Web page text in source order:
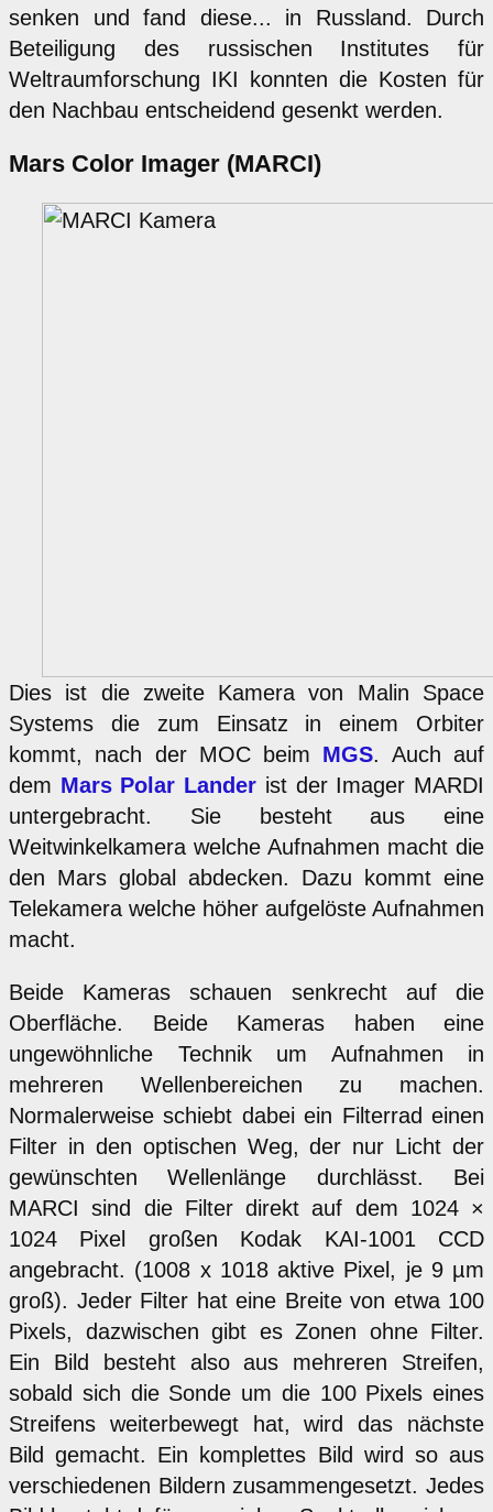
senken und fand diese... in Russland. Durch
Beteiligung des russischen Institutes für
Weltraumforschung IKI konnten die Kosten für
den Nachbau entscheidend gesenkt werden.
Mars Color Imager (MARCI)
Dies ist die zweite Kamera von Malin Space
Systems die zum Einsatz in einem Orbiter
kommt, nach der MOC beim MGS. Auch auf
dem Mars Polar Lander ist der Imager MARDI
untergebracht. Sie besteht aus eine
Weitwinkelkamera welche Aufnahmen macht die
den Mars global abdecken. Dazu kommt eine
Telekamera welche höher aufgelöste Aufnahmen
macht.
Beide Kameras schauen senkrecht auf die
Oberfläche. Beide Kameras haben eine
ungewöhnliche Technik um Aufnahmen in
mehreren Wellenbereichen zu machen.
Normalerweise schiebt dabei ein Filterrad einen
Filter in den optischen Weg, der nur Licht der
gewünschten Wellenlänge durchlässt. Bei
MARCI sind die Filter direkt auf dem 1024 ×
1024 Pixel großen Kodak KAI-1001 CCD
angebracht. (1008 x 1018 aktive Pixel, je 9 µm
groß). Jeder Filter hat eine Breite von etwa 100
Pixels, dazwischen gibt es Zonen ohne Filter.
Ein Bild besteht also aus mehreren Streifen,
sobald sich die Sonde um die 100 Pixels eines
Streifens weiterbewegt hat, wird das nächste
Bild gemacht. Ein komplettes Bild wird so aus
verschiedenen Bildern zusammengesetzt. Jedes